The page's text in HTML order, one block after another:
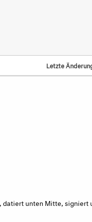
Letzte
datiert unten Mitte, signiert